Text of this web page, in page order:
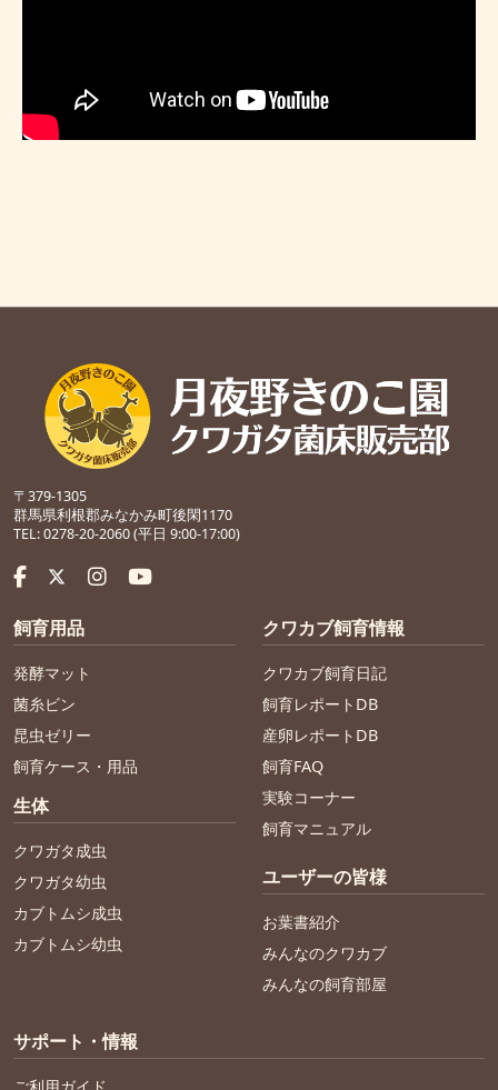
〒379-1305
群馬県利根郡みなかみ町後閑1170
TEL: 0278-20-2060 (平日 9:00-17:00)
飼育用品
発酵マット
菌糸ビン
昆虫ゼリー
飼育ケース・用品
生体
クワガタ成虫
クワガタ幼虫
カブトムシ成虫
カブトムシ幼虫
クワカブ飼育情報
クワカブ飼育日記
飼育レポートDB
産卵レポートDB
飼育FAQ
実験コーナー
飼育マニュアル
ユーザーの皆様
お葉書紹介
みんなのクワカブ
みんなの飼育部屋
サポート・情報